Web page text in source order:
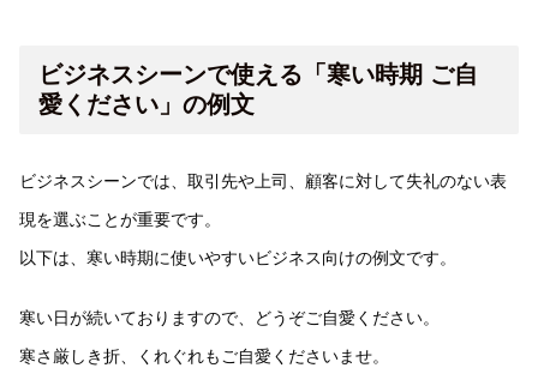
ビジネスシーンで使える「寒い時期 ご自
愛ください」の例文
ビジネスシーンでは、取引先や上司、顧客に対して失礼のない表
現を選ぶことが重要です。
以下は、寒い時期に使いやすいビジネス向けの例文です。
寒い日が続いておりますので、どうぞご自愛ください。
寒さ厳しき折、くれぐれもご自愛くださいませ。